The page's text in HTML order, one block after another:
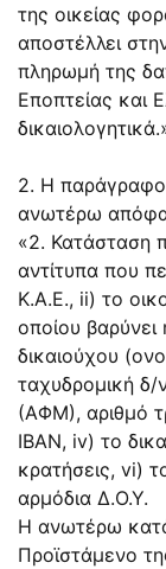
της οικείας
αποστέλλει
πληρωμή της
Εποπτείας και
2. Η
ανωτέρω
«2. Κατάσταση
αντίτυπα που
Κ.Α.Ε., ii) το
οποίου
δικαιούχου
ταχυδρομική
(ΑΦΜ), αριθμό
IBAN, iv) το
κρατήσεις, vi)
αρμόδια Δ.Ο.Υ.
Η ανωτέρω
Προϊστάμενο